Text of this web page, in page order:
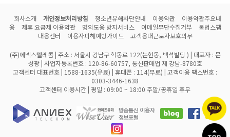
회사소개 개인정보처리방침 청소년유해차단안내 이용약관
이용약관주요내
용
제휴 요금제 이용약관 명의도용 방지서비스 이메일무단수집거부
불법스팸
대응센터
이용자피해예방가이드 고객응대근로자보호의무
(주)에넥스텔레콤 | 주소 : 서울시 강남구 학동로 122(논현동, 백석빌딩 ) | 대표자 : 문
성광 | 사업자등록번호 : 120-86-60757, 통신판매업 제 강남-8780호
고객센터 대표번호 | 1588-1635(유료) | 휴대폰 : 114(무료) | 고객이용 팩스번호 :
0303-3446-1638
고객센터 이용시간 | 평일 : 09:00 ~ 18:00 주말/공휴일 휴무